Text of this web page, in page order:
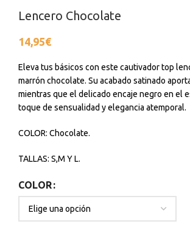
Lencero Chocolate
14,95€
Eleva tus básicos con este cautivador top
marrón chocolate. Su acabado satinado
mientras que el delicado encaje negro en el
toque de sensualidad y elegancia atemporal.
COLOR: Chocolate.
TALLAS: S,M Y L.
COLOR